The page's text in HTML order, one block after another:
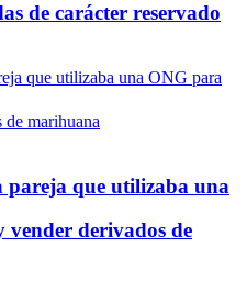
de carácter reservado
pareja que utilizaba una
derivados de